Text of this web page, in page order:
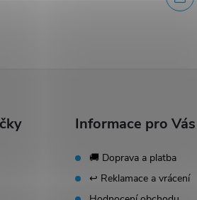
Informace pro Vás
🚚 Doprava a platba
↩️ Reklamace a vrácení